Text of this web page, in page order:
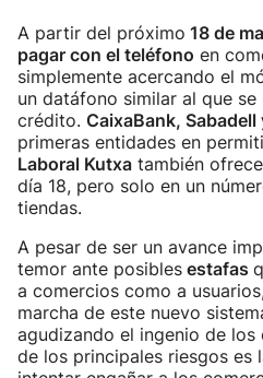
A partir del próximo 18 de
pagar con el teléfono en
simplemente acercando el
un datáfono similar al que
crédito. CaixaBank,
primeras entidades en
Laboral Kutxa también
día 18, pero solo en un
tiendas.
A pesar de ser un avance
temor ante posibles estafas
a comercios como a
marcha de este nuevo
agudizando el ingenio de los
de los principales riesgos es